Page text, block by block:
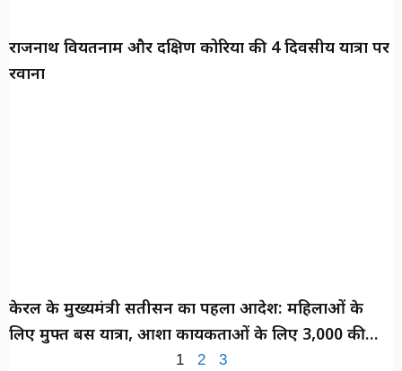
राजनाथ वियतनाम और दक्षिण कोरिया की 4 दिवसीय यात्रा पर
रवाना
केरल के मुख्यमंत्री सतीसन का पहला आदेश: महिलाओं के
लिए मुफ्त बस यात्रा, आशा कार्यकर्ताओं के लिए ₹3,000 की
1 2 3